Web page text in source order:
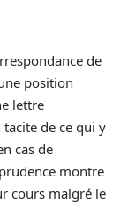
de
position
lettre
de ce qui y
cas de
montre
cours malgré le